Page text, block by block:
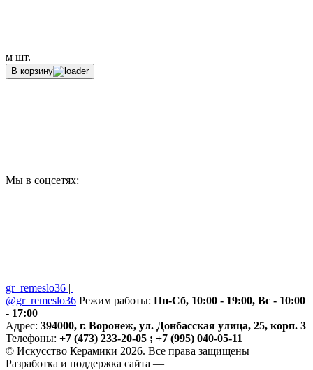
м шт.
В корзину
Мы в соцсетях:
gr_remeslo36 |
@gr_remeslo36 Режим работы: Пн-Сб, 10:00 - 19:00, Вс - 10:00
- 17:00
Адрес: 394000, г. Воронеж, ул. Донбасская улица, 25, корп. 3
Телефоны: +7 (473) 233-20-05 ; +7 (995) 040-05-11
© Искусство Керамики 2026. Все права защищены
Разработка и поддержка сайта —